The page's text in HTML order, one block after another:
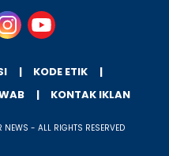
KODE ETIK
KONTAK IKLAN
- ALL RIGHTS RESERVED